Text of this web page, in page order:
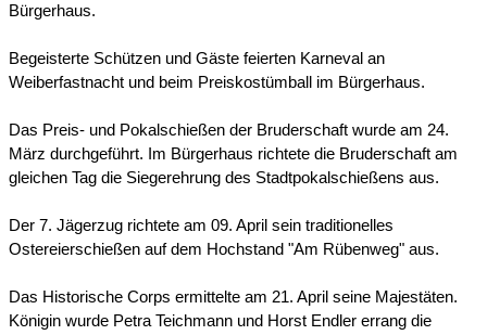
Bürgerhaus.
Begeisterte Schützen und Gäste feierten Karneval an
Weiberfastnacht und beim Preiskostümball im Bürgerhaus.
Das Preis- und Pokalschießen der Bruderschaft wurde am 24.
März durchgeführt. Im Bürgerhaus richtete die Bruderschaft am
gleichen Tag die Siegerehrung des Stadtpokalschießens aus.
Der 7. Jägerzug richtete am 09. April sein traditionelles
Ostereierschießen auf dem Hochstand "Am Rübenweg" aus.
Das Historische Corps ermittelte am 21. April seine Majestäten.
Königin wurde Petra Teichmann und Horst Endler errang die